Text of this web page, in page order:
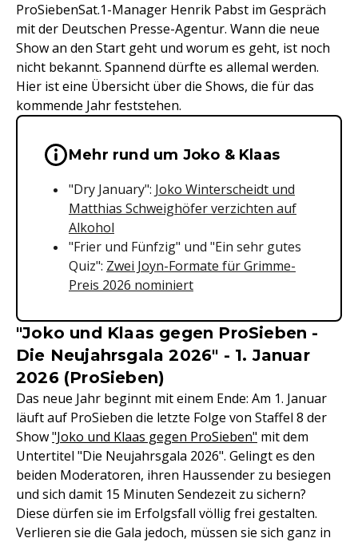
ProSiebenSat.1-Manager Henrik Pabst im Gespräch
mit der Deutschen Presse-Agentur. Wann die neue
Show an den Start geht und worum es geht, ist noch
nicht bekannt. Spannend dürfte es allemal werden.
Hier ist eine Übersicht über die Shows, die für das
kommende Jahr feststehen.
Wichtige Hinweise &
Mehr rund um Joko & Klaas
"Dry January": Joko Winterscheidt und
Matthias Schweighöfer verzichten auf
Alkohol
"Frier und Fünfzig" und "Ein sehr gutes
Quiz": Zwei Joyn-Formate für Grimme-
Preis 2026 nominiert
"Joko und Klaas gegen ProSieben -
Die Neujahrsgala 2026" - 1. Januar
2026 (ProSieben)
Das neue Jahr beginnt mit einem Ende: Am 1. Januar
läuft auf ProSieben die letzte Folge von Staffel 8 der
Show"Joko und Klaas gegen ProSieben" mit dem
Untertitel "Die Neujahrsgala 2026". Gelingt es den
beiden Moderatoren, ihren Haussender zu besiegen
und sich damit 15 Minuten Sendezeit zu sichern?
Diese dürfen sie im Erfolgsfall völlig frei gestalten.
Verlieren sie die Gala jedoch, müssen sie sich ganz in